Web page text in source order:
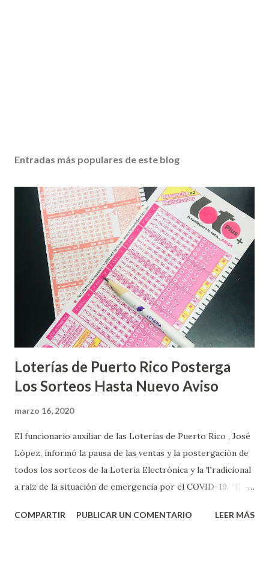
Entradas más populares de este blog
Loterías de Puerto Rico Posterga
Los Sorteos Hasta Nuevo Aviso
marzo 16, 2020
El funcionario auxiliar de las Loterías de Puerto Rico , José
López, informó la pausa de las ventas y la postergación de
todos los sorteos de la Lotería Electrónica y la Tradicional
a raíz de la situación de emergencia por el COVID-19. “En
proteger la salud de nuestros empleados, vendedores y
COMPARTIR PUBLICAR UN COMENTARIO LEER MÁS